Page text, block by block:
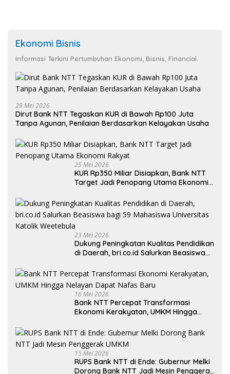
Ekonomi Bisnis
Informasi Terkini Pertumbuhan Ekonomi, Bisnis, Financial.
29 Mei 2026
Dirut Bank NTT Tegaskan KUR di Bawah Rp100 Juta
Tanpa Agunan, Penilaian Berdasarkan Kelayakan Usaha
25 Mei 2026
KUR Rp350 Miliar Disiapkan, Bank NTT
Target Jadi Penopang Utama Ekonomi
23 Mei 2026
Dukung Peningkatan Kualitas Pendidikan
di Daerah, bri.co.id Salurkan Beasiswa
Weetebula
16 Mei 2026
Bank NTT Percepat Transformasi
Ekonomi Kerakyatan, UMKM Hingga
15 Mei 2026
RUPS Bank NTT di Ende: Gubernur Melki
Dorong Bank NTT Jadi Mesin Penggerak